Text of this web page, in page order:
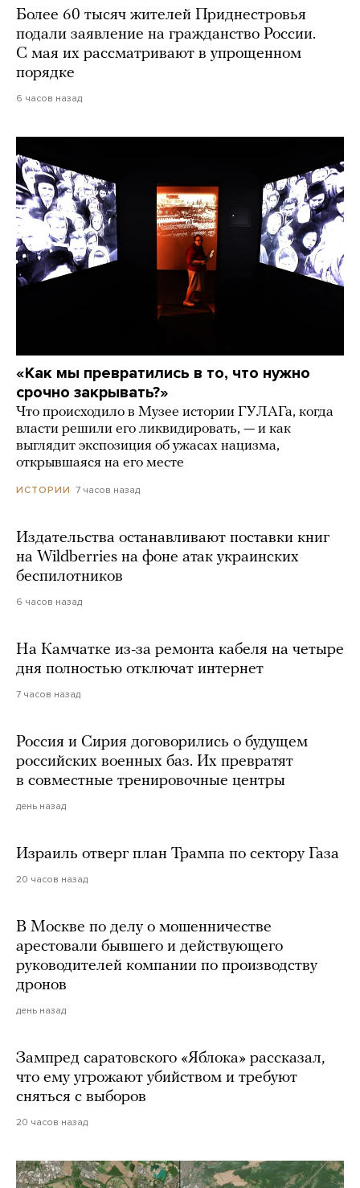
Более 60 тысяч жителей Приднестровья
подали заявление на гражданство России.
С мая их рассматривают в упрощенном
порядке
6 часов назад
«Как мы превратились в то, что нужно
срочно закрывать?»
Что происходило в Музее истории ГУЛАГа, когда
власти решили его ликвидировать, — и как
выглядит экспозиция об ужасах нацизма,
открывшаяся на его месте
ИСТОРИИ 7 часов назад
Издательства останавливают поставки книг
на Wildberries на фоне атак украинских
беспилотников
6 часов назад
На Камчатке из-за ремонта кабеля на четыре
дня полностью отключат интернет
7 часов назад
Россия и Сирия договорились о будущем
российских военных баз. Их превратят
в совместные тренировочные центры
день назад
Израиль отверг план Трампа по сектору Газа
20 часов назад
В Москве по делу о мошенничестве
арестовали бывшего и действующего
руководителей компании по производству
дронов
день назад
Зампред саратовского «Яблока» рассказал,
что ему угрожают убийством и требуют
сняться с выборов
20 часов назад